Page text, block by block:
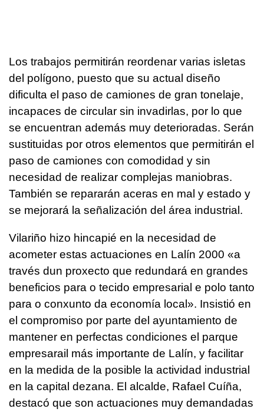
Los trabajos permitirán reordenar varias isletas
del polígono, puesto que su actual diseño
dificulta el paso de camiones de gran tonelaje,
incapaces de circular sin invadirlas, por lo que
se encuentran además muy deterioradas. Serán
sustituidas por otros elementos que permitirán el
paso de camiones con comodidad y sin
necesidad de realizar complejas maniobras.
También se repararán aceras en mal y estado y
se mejorará la señalización del área industrial.
Vilariño hizo hincapié en la necesidad de
acometer estas actuaciones en Lalín 2000 «a
través dun proxecto que redundará en grandes
beneficios para o tecido empresarial e polo tanto
para o conxunto da economía local». Insistió en
el compromiso por parte del ayuntamiento de
mantener en perfectas condiciones el parque
empresarail más importante de Lalín, y facilitar
en la medida de la posible la actividad industrial
en la capital dezana. El alcalde, Rafael Cuíña,
destacó que son actuaciones muy demandadas